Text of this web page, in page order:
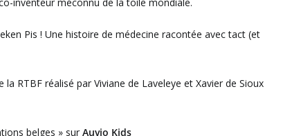
Pis ! Une histoire de médecine racontée avec tact (et
RTBF réalisé par Viviane de Laveleye et Xavier de Sioux
belges » sur Auvio Kids